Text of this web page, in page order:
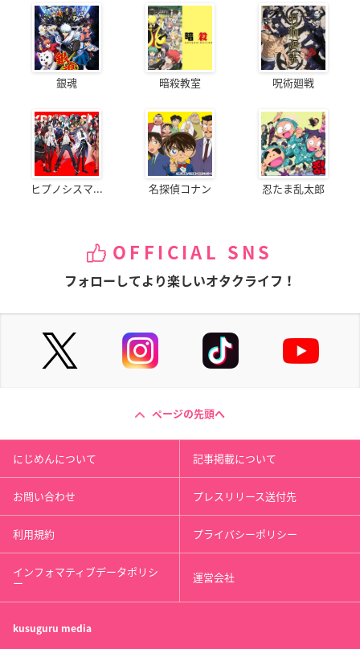
銀魂 暗殺教室 呪術廻戦
ヒプノシスマ... 名探偵コナン 忍たま乱太郎
OFFICIAL SNS
フォローしてより楽しいオタクライフ！
ページの先頭へ
にじめんについて 記事掲載について
お問い合わせ プレスリリース送付先
利用規約 プライバシーポリシー
インフォマティブデータポリシ
ー 運営会社
kusuguru media